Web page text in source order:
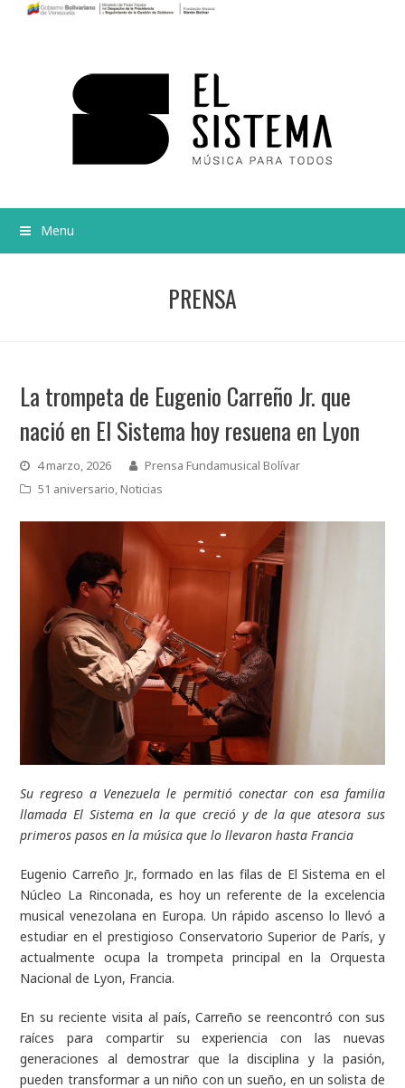
Menu
PRENSA
La trompeta de Eugenio Carreño Jr. que
nació en El Sistema hoy resuena en Lyon
4 marzo, 2026
Prensa Fundamusical Bolívar
51 aniversario,Noticias
Su regreso a Venezuela le permitió conectar con esa familia
llamada El Sistema en la que creció y de la que atesora sus
primeros pasos en la música que lo llevaron hasta Francia
Eugenio Carreño Jr., formado en las filas de El Sistema en el
Núcleo La Rinconada, es hoy un referente de la excelencia
musical venezolana en Europa. Un rápido ascenso lo llevó a
estudiar en el prestigioso Conservatorio Superior de París, y
actualmente ocupa la trompeta principal en la Orquesta
Nacional de Lyon, Francia.
En su reciente visita al país, Carreño se reencontró con sus
raíces para compartir su experiencia con las nuevas
generaciones al demostrar que la disciplina y la pasión,
pueden transformar a un niño con un sueño, en un solista de